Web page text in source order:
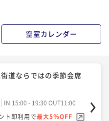
空室カレンダー
道ならではの季節会席
IN 15:00 - 19:30 OUT11:00
ト即利用で最大5％OFF